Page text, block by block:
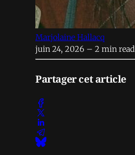
Marjolaine Hallacq
juin 24, 2026 – 2 min read
Partager cet article